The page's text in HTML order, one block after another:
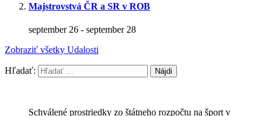
Majstrovstvá ČR a SR v ROB
september 26 - september 28
Zobraziť všetky Udalosti
Hľadať:
Schválené prostriedky zo štátneho rozpočtu na šport v